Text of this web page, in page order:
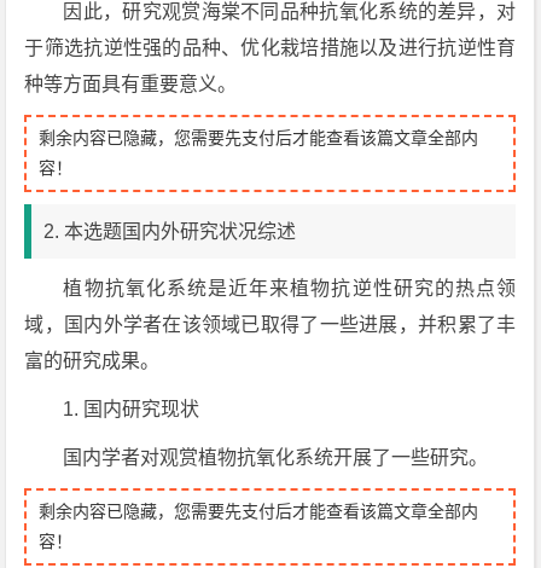
因此，研究观赏海棠不同品种抗氧化系统的差异，对
于筛选抗逆性强的品种、优化栽培措施以及进行抗逆性育
种等方面具有重要意义。
剩余内容已隐藏，您需要先支付后才能查看该篇文章全部内
容！
2. 本选题国内外研究状况综述
植物抗氧化系统是近年来植物抗逆性研究的热点领
域，国内外学者在该领域已取得了一些进展，并积累了丰
富的研究成果。
1. 国内研究现状
国内学者对观赏植物抗氧化系统开展了一些研究。
剩余内容已隐藏，您需要先支付后才能查看该篇文章全部内
容！